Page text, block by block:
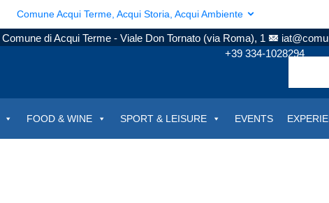
Comune Acqui Terme, Acqui Storia, Acqui Ambiente
di Acqui Terme - Viale Don Tornato (via Roma), 1
+39 334-1028294
FOOD & WINE SPORT & LEISURE EVENTS